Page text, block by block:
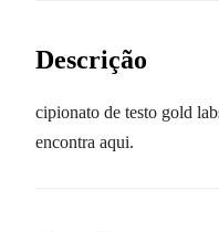
Descrição
cipionato de testo gold
encontra aqui.